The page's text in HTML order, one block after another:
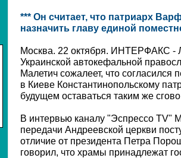
*** Он считает, что патриарх
назначить главу единой
Москва. 22 октября. ИНТЕРФАКС -
Украинской автокефальной
Малетич сожалеет, что согласился
в Киеве Константинопольскому
будущем оставаться таким же
В интервью каналу "Эспрессо TV"
передачи Андреевской церкви
отличие от президента Петра
говорил, что храмы принадлежат